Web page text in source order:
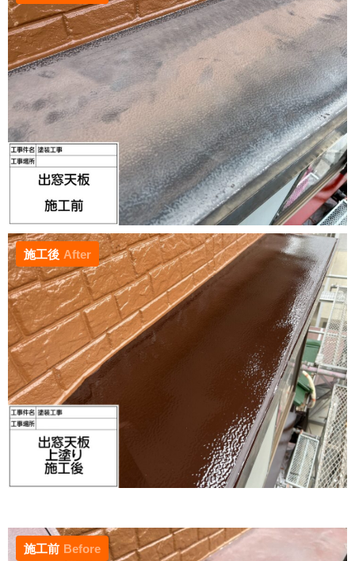
施工後 After
施工前 Before